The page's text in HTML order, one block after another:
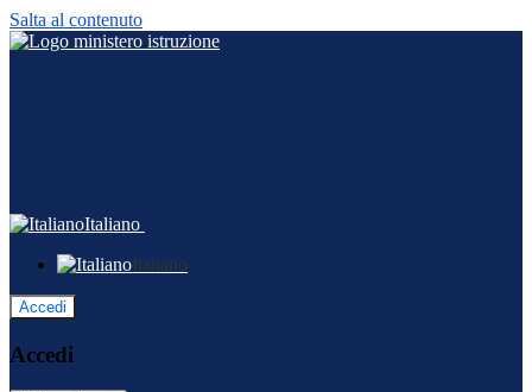
Salta al contenuto
Italiano
Italiano
Accedi
Accedi